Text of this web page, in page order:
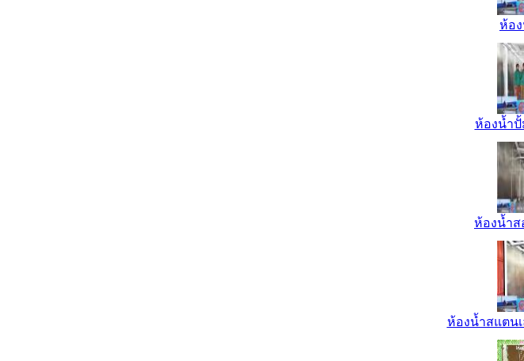
ห้อ
ห้องน้ำ
ห้องน้ำส
ห้องน้ำสแตน